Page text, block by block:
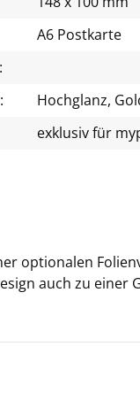
A6 Postkarte
Hochglanz,
exklusiv für
op­tio­na­len
auch zu einer